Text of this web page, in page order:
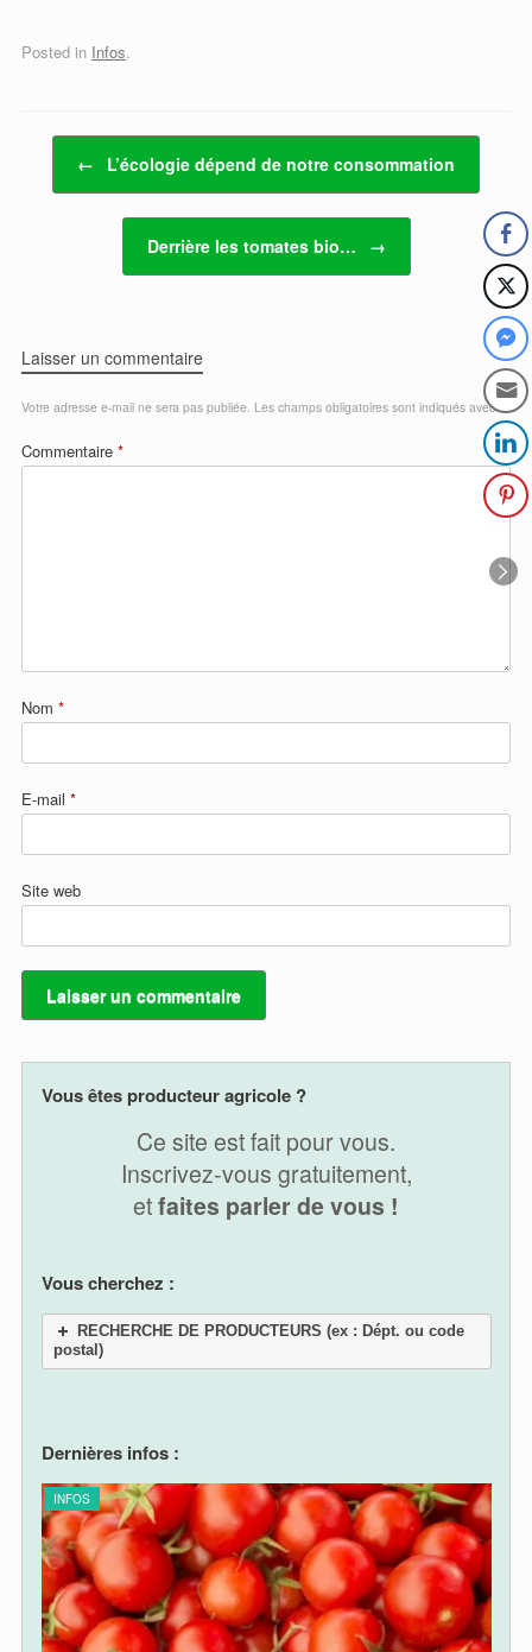
Posted in Infos.
← L’écologie dépend de notre consommation
Derrière les tomates bio… →
Laisser un commentaire
Votre adresse e-mail ne sera pas publiée. Les champs obligatoires sont indiqués avec*
Commentaire *
Nom *
E-mail *
Site web
A
Vous êtes producteur agricole ?
Ce site est fait pour vous.
Inscrivez-vous gratuitement,
etfaites parler de vous !
Vous cherchez :
RECHERCHE DE PRODUCTEURS (ex : Dépt. ou code
postal)
Dernières infos :
INFOS